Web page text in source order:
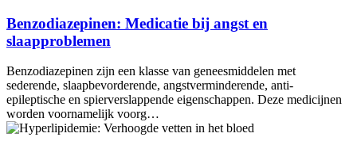
Benzodiazepinen: Medicatie bij angst en
slaapproblemen
Benzodiazepinen zijn een klasse van geneesmiddelen met
sederende, slaapbevorderende, angstverminderende, anti-
epileptische en spierverslappende eigenschappen. Deze medicijnen
worden voornamelijk voorg…